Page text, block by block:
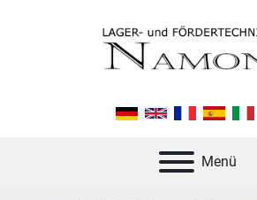
Menü